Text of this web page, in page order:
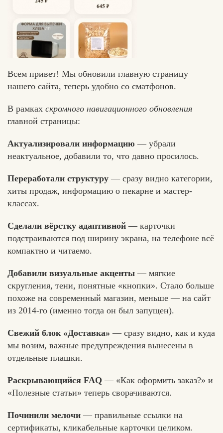
Едлин
Вконтакте
Max
Всем привет! Мы обновили главную страницу
нашего сайта, теперь удобно со сматфонов.
В рамках скромного навигационного обновления
главной страницы:
Актуализировали информацию — убрали
неактуальное, добавили то, что давно просилось.
Переработали структуру — сразу видно категории,
хиты продаж, информацию о пекарне и мастер-
классах.
Сделали вёрстку адаптивной — карточки
подстраиваются под ширину экрана, на телефоне всё
компактно и читаемо.
Добавили визуальные акценты — мягкие
скругления, тени, понятные «кнопки». Стало больше
похоже на современный магазин, меньше — на сайт
из 2014-го (именно тогда он был запущен).
Свежий блок «Доставка» — сразу видно, как и куда
мы возим, важные предупреждения вынесены в
отдельные плашки.
Раскрывающийся FAQ — «Как оформить заказ?» и
«Полезные статьи» теперь сворачиваются.
Починили мелочи — правильные ссылки на
сертификаты, кликабельные карточки целиком.